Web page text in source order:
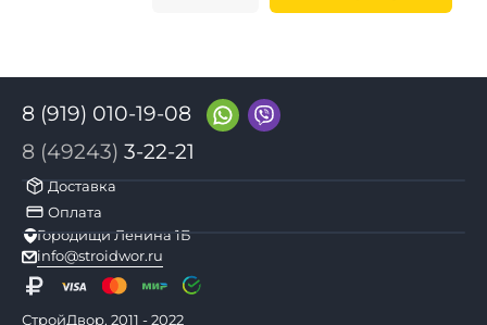
8 (919) 010-19-08
8 (49243) 3-22-21
Доставка
Оплата
Городищи Ленина 1Б
info@stroidwor.ru
СтройДвор, 2011 - 2022